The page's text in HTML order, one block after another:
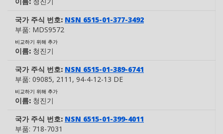
국가 주식 번호: NSN 6515-01-377-3492
부품: MDS9572
비교하기 위해 추가
이름: 청진기
국가 주식 번호: NSN 6515-01-389-6741
부품: 09085, 2111 , 94-4-12-13 DE
비교하기 위해 추가
이름: 청진기
국가 주식 번호: NSN 6515-01-399-4011
부품: 718-7031